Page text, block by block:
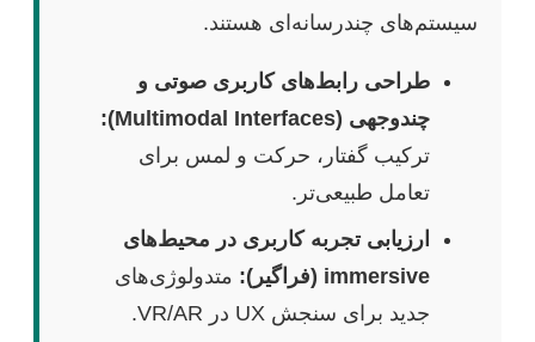
سیستم‌های چندرسانه‌ای هستند.
طراحی رابط‌های کاربری صوتی و
چندوجهی (Multimodal Interfaces):
ترکیب گفتار، حرکت و لمس برای
تعامل طبیعی‌تر.
ارزیابی تجربه کاربری در محیط‌های
immersive (فراگیر):
متدولوژی‌های
جدید برای سنجش UX در VR/AR.